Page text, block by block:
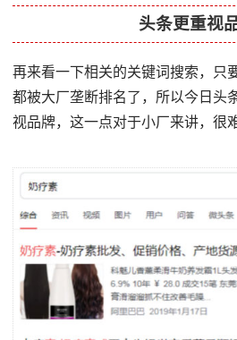
头条更重视
再来看一下相关的关键词搜索，只
都被大厂垄断排名了，所以今日头
视品牌，这一点对于小厂来讲，很